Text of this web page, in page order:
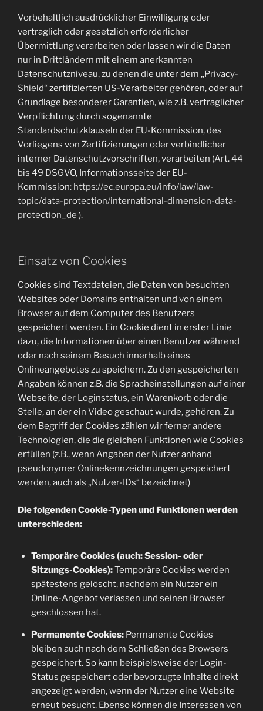
Vorbehaltlich ausdrücklicher Einwilligung oder
vertraglich oder gesetzlich erforderlicher
Übermittlung verarbeiten oder lassen wir die Daten
nur in Drittländern mit einem anerkannten
Datenschutzniveau, zu denen die unter dem „Privacy-
Shield“ zertifizierten US-Verarbeiter gehören, oder auf
Grundlage besonderer Garantien, wie z.B. vertraglicher
Verpflichtung durch sogenannte
Standardschutzklauseln der EU-Kommission, des
Vorliegens von Zertifizierungen oder verbindlicher
interner Datenschutzvorschriften, verarbeiten (Art. 44
bis 49 DSGVO, Informationsseite der EU-
Kommission: https://ec.europa.eu/info/law/law-
topic/data-protection/international-dimension-data-
protection_de ).
Einsatz von Cookies
Cookies sind Textdateien, die Daten von besuchten
Websites oder Domains enthalten und von einem
Browser auf dem Computer des Benutzers
gespeichert werden. Ein Cookie dient in erster Linie
dazu, die Informationen über einen Benutzer während
oder nach seinem Besuch innerhalb eines
Onlineangebotes zu speichern. Zu den gespeicherten
Angaben können z.B. die Spracheinstellungen auf einer
Webseite, der Loginstatus, ein Warenkorb oder die
Stelle, an der ein Video geschaut wurde, gehören. Zu
dem Begriff der Cookies zählen wir ferner andere
Technologien, die die gleichen Funktionen wie Cookies
erfüllen (z.B., wenn Angaben der Nutzer anhand
pseudonymer Onlinekennzeichnungen gespeichert
werden, auch als „Nutzer-IDs“ bezeichnet)
Die folgenden Cookie-Typen und Funktionen werden
unterschieden:
Temporäre Cookies (auch: Session- oder
Sitzungs-Cookies):Temporäre Cookies werden
spätestens gelöscht, nachdem ein Nutzer ein
Online-Angebot verlassen und seinen Browser
geschlossen hat.
Permanente Cookies:Permanente Cookies
bleiben auch nach dem Schließen des Browsers
gespeichert. So kann beispielsweise der Login-
Status gespeichert oder bevorzugte Inhalte direkt
angezeigt werden, wenn der Nutzer eine Website
erneut besucht. Ebenso können die Interessen von